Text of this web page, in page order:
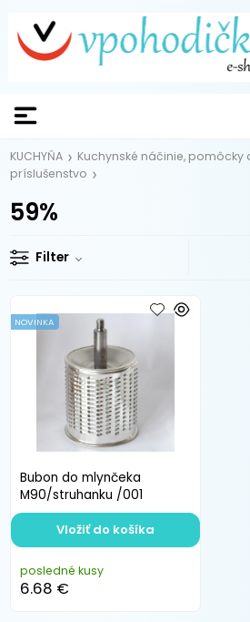
KUCHYŇA Kuchynské náčinie, pomôcky
príslušenstvo
59%
Filter
Bubon do mlynčeka
M90/struhanku /001
NOVINKA
posledné kusy
6.68 €
Vložiť do košíka